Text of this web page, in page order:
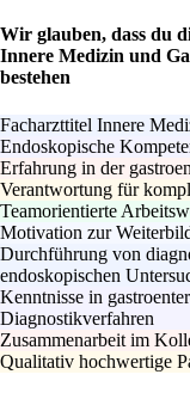
Wir glauben, dass du
Innere Medizin und
bestehen
Facharzttitel Innere
Endoskopische
Erfahrung in der
Verantwortung für
Teamorientierte
Motivation zur
Durchführung von
endoskopischen
Kenntnisse in
Diagnostikverfahren
Zusammenarbeit im
Qualitativ hochwertige